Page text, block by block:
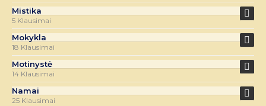
Mistika
5 Klausimai
Mokykla
18 Klausimai
Motinystė
14 Klausimai
Namai
25 Klausimai